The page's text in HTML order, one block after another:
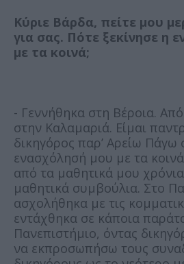
Κύριε Βάρδα, πείτε μου
για σας. Πότε ξεκίνησε η
με τα κοινά;
- Γεννήθηκα στη Βέροια.
στην Καλαμαριά. Είμαι
δικηγόρος παρ’ Αρείω Πάγω
ενασχόλησή μου με τα κοινά
από τα μαθητικά μου χρόνια
μαθητικά συμβούλια. Στο
ασχολήθηκα με τις
εντάχθηκα σε κάποια
Πανεπιστήμιο, όντας
να εκπροσωπήσω τους